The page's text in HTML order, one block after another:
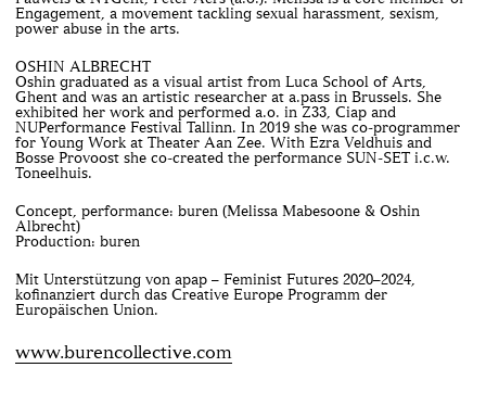
Engagement, a movement tackling sexual harassment, sexism,
power abuse in the arts.
OSHIN ALBRECHT
Oshin graduated as a visual artist from Luca School of Arts,
Ghent and was an artistic researcher at a.pass in Brussels. She
exhibited her work and performed a.o. in Z33, Ciap and
NUPerformance Festival Tallinn. In 2019 she was co-programmer
for Young Work at Theater Aan Zee. With Ezra Veldhuis and
Bosse Provoost she co-created the performance SUN-SET i.c.w.
Toneelhuis.
Concept, performance: buren (Melissa Mabesoone & Oshin
Albrecht)
Production: buren
Mit Unterstützung von apap – Feminist Futures 2020–2024,
kofinanziert durch das Creative Europe Programm der
Europäischen Union.
www.burencollective.com